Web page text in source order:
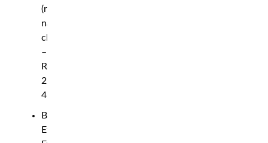
(rear-
naked
choke)
–
Rond
2,
4:44
Bantamvikt:
Ethyn